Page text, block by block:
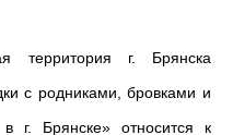
территория г. Брянска
с родниками, бровками и
г. Брянске» относится к